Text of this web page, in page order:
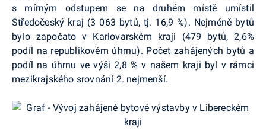
s mírným odstupem se na druhém místě umístil
Středočeský kraj (3 063 bytů, tj. 16,9 %). Nejméně bytů
bylo započato v Karlovarském kraji (479 bytů, 2,6%
podíl na republikovém úhrnu). Počet zahájených bytů a
podíl na úhrnu ve výši 2,8 % v našem kraji byl v rámci
mezikrajského srovnání 2. nejmenší.